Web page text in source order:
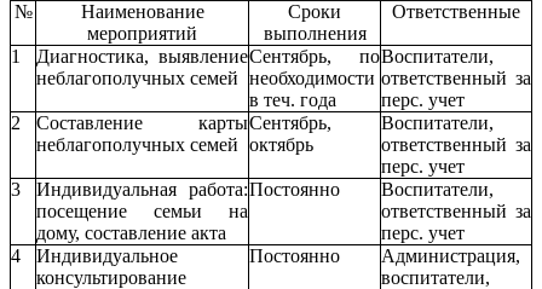
№
Наименование
мероприятий
Сроки
выполнения
Ответственные
1
Диагностика, выявление
неблагополучных семей
Сентябрь, по
необходимости
в теч. года
Воспитатели,
ответственный за
перс. учет
2
Составление карты
неблагополучных семей
Сентябрь,
октябрь
Воспитатели,
ответственный за
перс. учет
3
Индивидуальная работа:
посещение семьи на
дому, составление акта
Постоянно
Воспитатели,
ответственный за
перс. учет
4
Индивидуальное
консультирование
Постоянно
Администрация,
воспитатели,